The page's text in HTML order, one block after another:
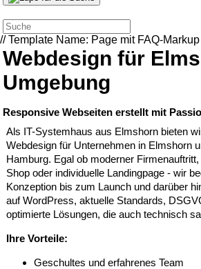
// Template Name: Page mit FAQ-Markup
Webdesign für
Umgebung
Responsive Webseiten erstellt mit
Als IT-Systemhaus aus Elmshorn bieten
Webdesign für Unternehmen in Elmshorn
Hamburg. Egal ob moderner
Shop oder individuelle Landingpage - wir
Konzeption bis zum Launch und darüber
auf WordPress, aktuelle Standards,
optimierte Lösungen, die auch technisch
Ihre Vorteile:
Geschultes und erfahrenes Team